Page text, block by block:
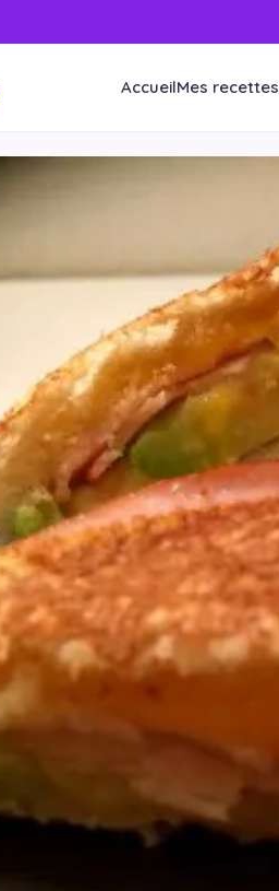
AccueilMes recettes